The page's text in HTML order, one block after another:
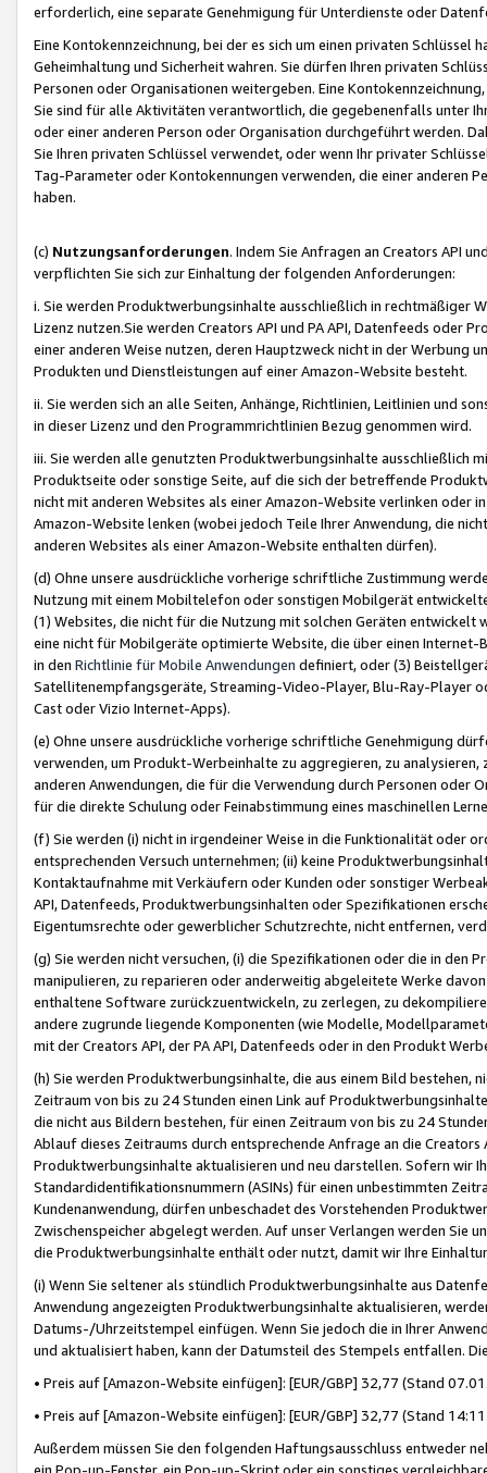
erforderlich, eine separate Genehmigung für Unterdienste oder
Eine Kontokennzeichnung, bei der es sich um einen privaten
Geheimhaltung und Sicherheit wahren. Sie dürfen Ihren privaten
Personen oder Organisationen weitergeben. Eine
Sie sind für alle Aktivitäten verantwortlich, die gegebenenfalls unter
oder einer anderen Person oder Organisation durchgeführt werden.
Sie Ihren privaten Schlüssel verwendet, oder wenn Ihr privater
Tag-Parameter oder Kontokennungen verwenden, die einer anderen
haben.
(c) Nutzungsanforderungen. Indem Sie Anfragen an Creators API
verpflichten Sie sich zur Einhaltung der folgenden Anforderungen:
i. Sie werden Produktwerbungsinhalte ausschließlich in rechtmäßiger
Lizenz nutzen.Sie werden Creators API und PA API, Datenfeeds oder
einer anderen Weise nutzen, deren Hauptzweck nicht in der Werbung
Produkten und Dienstleistungen auf einer Amazon-Website besteht.
ii. Sie werden sich an alle Seiten, Anhänge, Richtlinien, Leitlinien und
in dieser Lizenz und den Programmrichtlinien Bezug genommen wird.
iii. Sie werden alle genutzten Produktwerbungsinhalte ausschließlich
Produktseite oder sonstige Seite, auf die sich der betreffende
nicht mit anderen Websites als einer Amazon-Website verlinken oder
Amazon-Website lenken (wobei jedoch Teile Ihrer Anwendung, die
anderen Websites als einer Amazon-Website enthalten dürfen).
(d) Ohne unsere ausdrückliche vorherige schriftliche Zustimmung
Nutzung mit einem Mobiltelefon oder sonstigen Mobilgerät
(1) Websites, die nicht für die Nutzung mit solchen Geräten
eine nicht für Mobilgeräte optimierte Website, die über einen
in den Richtlinie für Mobile Anwendungen definiert, oder (3)
Satellitenempfangsgeräte, Streaming-Video-Player, Blu-Ray-Player
Cast oder Vizio Internet-Apps).
(e) Ohne unsere ausdrückliche vorherige schriftliche Genehmigung
verwenden, um Produkt-Werbeinhalte zu aggregieren, zu
anderen Anwendungen, die für die Verwendung durch Personen
für die direkte Schulung oder Feinabstimmung eines maschinellen
(f) Sie werden (i) nicht in irgendeiner Weise in die Funktionalität oder
entsprechenden Versuch unternehmen; (ii) keine
Kontaktaufnahme mit Verkäufern oder Kunden oder sonstiger
API, Datenfeeds, Produktwerbungsinhalten oder Spezifikationen
Eigentumsrechte oder gewerblicher Schutzrechte, nicht entfernen,
(g) Sie werden nicht versuchen, (i) die Spezifikationen oder die in
manipulieren, zu reparieren oder anderweitig abgeleitete Werke
enthaltene Software zurückzuentwickeln, zu zerlegen, zu
andere zugrunde liegende Komponenten (wie Modelle,
mit der Creators API, der PA API, Datenfeeds oder in den Produkt
(h) Sie werden Produktwerbungsinhalte, die aus einem Bild bestehen,
Zeitraum von bis zu 24 Stunden einen Link auf
die nicht aus Bildern bestehen, für einen Zeitraum von bis zu 24
Ablauf dieses Zeitraums durch entsprechende Anfrage an die
Produktwerbungsinhalte aktualisieren und neu darstellen. Sofern wir
Standardidentifikationsnummern (ASINs) für einen unbestimmten
Kundenanwendung, dürfen unbeschadet des Vorstehenden
Zwischenspeicher abgelegt werden. Auf unser Verlangen werden Sie
die Produktwerbungsinhalte enthält oder nutzt, damit wir Ihre
(i) Wenn Sie seltener als stündlich Produktwerbungsinhalte aus
Anwendung angezeigten Produktwerbungsinhalte aktualisieren,
Datums-/Uhrzeitstempel einfügen. Wenn Sie jedoch die in Ihrer
und aktualisiert haben, kann der Datumsteil des Stempels entfallen.
• Preis auf [Amazon-Website einfügen]: [EUR/GBP] 32,77 (Stand
• Preis auf [Amazon-Website einfügen]: [EUR/GBP] 32,77 (Stand
Außerdem müssen Sie den folgenden Haftungsausschluss entweder
ein Pop-up-Fenster, ein Pop-up-Skript oder ein sonstiges